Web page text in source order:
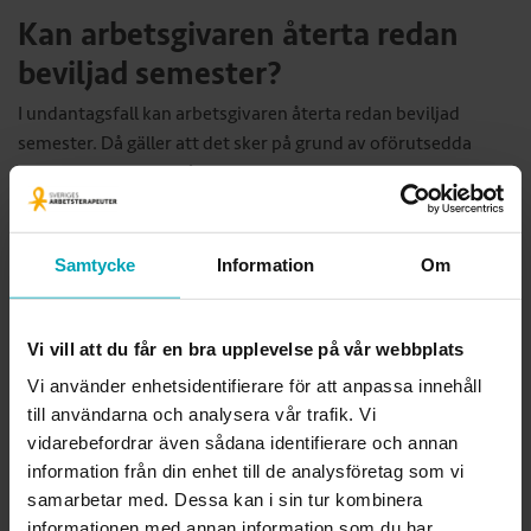
Samtycke Information Om
Vi vill att du får en bra upplevelse på vår webbplats
Vi använder enhetsidentifierare för att anpassa innehåll
till användarna och analysera vår trafik. Vi
vidarebefordrar även sådana identifierare och annan
information från din enhet till de analysföretag som vi
samarbetar med. Dessa kan i sin tur kombinera
Kan arbetsgivaren återta redan
beviljad semester?
I undantagsfall kan arbetsgivaren återta redan beviljad
semester. Då gäller att det sker på grund av oförutsedda
händelser som inte går att planera eller förutse i förväg samt
att arbetsgivaren gjort allt för att försöka lösa situationen på
annat sätt. Får ni en sådan framställan även i år gäller att
arbetsgivaren måste förhandla det med oss och att ni
kontaktar oss centralt.
Kan arbetsgivaren avbryta
semestern?
Enligt kollektivavtalet för region och kommun får en
arbetsgivare endast avbryta en redan påbörjad semester om
det finns synnerliga skäl. Det handlar om extraordinära
omständigheter där arbetsgivaren måste kunna visa att